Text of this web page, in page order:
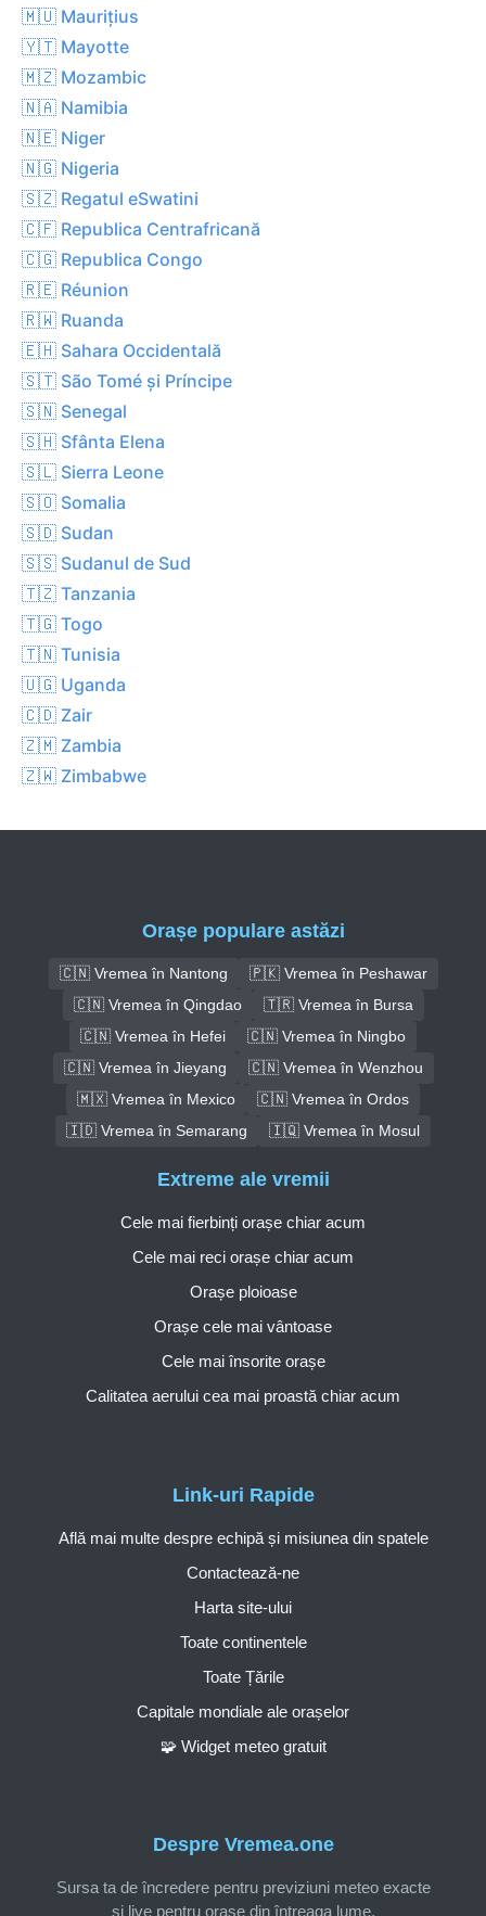
🇲🇺 Maurițius
🇾🇹 Mayotte
🇲🇿 Mozambic
🇳🇦 Namibia
🇳🇪 Niger
🇳🇬 Nigeria
🇸🇿 Regatul eSwatini
🇨🇫 Republica Centrafricană
🇨🇬 Republica Congo
🇷🇪 Réunion
🇷🇼 Ruanda
🇪🇭 Sahara Occidentală
🇸🇹 São Tomé și Príncipe
🇸🇳 Senegal
🇸🇭 Sfânta Elena
🇸🇱 Sierra Leone
🇸🇴 Somalia
🇸🇩 Sudan
🇸🇸 Sudanul de Sud
🇹🇿 Tanzania
🇹🇬 Togo
🇹🇳 Tunisia
🇺🇬 Uganda
🇨🇩 Zair
🇿🇲 Zambia
🇿🇼 Zimbabwe
Orașe populare astăzi
🇨🇳 Vremea în Nantong
🇵🇰 Vremea în Peshawar
🇨🇳 Vremea în Qingdao
🇹🇷 Vremea în Bursa
🇨🇳 Vremea în Hefei
🇨🇳 Vremea în Ningbo
🇨🇳 Vremea în Jieyang
🇨🇳 Vremea în Wenzhou
🇲🇽 Vremea în Mexico
🇨🇳 Vremea în Ordos
🇮🇩 Vremea în Semarang
🇮🇶 Vremea în Mosul
Despre Vremea.one
Sursa ta de încredere pentru previziuni meteo exacte
și live pentru orașe din întreaga lume.
Link-uri Rapide
Află mai multe despre echipă și misiunea din spatele
Contactează-ne
Harta site-ului
Toate continentele
Toate Țările
Capitale mondiale ale orașelor
🧩 Widget meteo gratuit
Extreme ale vremii
Cele mai fierbinți orașe chiar acum
Cele mai reci orașe chiar acum
Orașe ploioase
Orașe cele mai vântoase
Cele mai însorite orașe
Calitatea aerului cea mai proastă chiar acum